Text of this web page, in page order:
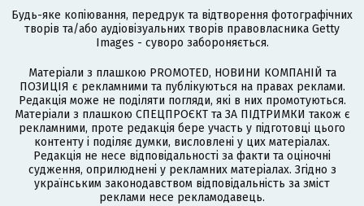
Будь-яке копіювання, передрук та відтворення фотографічних
творів та/або аудіовізуальних творів правовласника Getty
Images - суворо забороняється.
Матеріали з плашкою PROMOTED, НОВИНИ КОМПАНІЙ та
ПОЗИЦІЯ є рекламними та публікуються на правах реклами.
Редакція може не поділяти погляди, які в них промотуються.
Матеріали з плашкою СПЕЦПРОЄКТ та ЗА ПІДТРИМКИ також є
рекламними, проте редакція бере участь у підготовці цього
контенту і поділяє думки, висловлені у цих матеріалах.
Редакція не несе відповідальності за факти та оціночні
судження, оприлюднені у рекламних матеріалах. Згідно з
українським законодавством відповідальність за зміст
реклами несе рекламодавець.